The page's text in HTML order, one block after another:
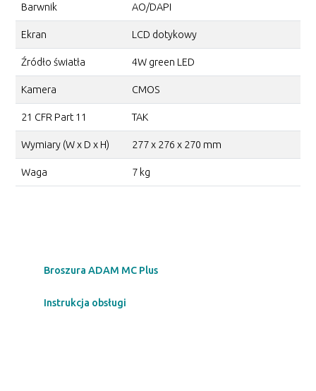
Barwnik AO/DAPI
Ekran LCD dotykowy
Źródło światła 4W green LED
Kamera CMOS
21 CFR Part 11 TAK
Wymiary (W x D x H) 277 x 276 x 270 mm
Waga 7 kg
Broszura ADAM MC Plus
Instrukcja obsługi